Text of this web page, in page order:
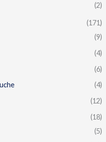
(2)
(171)
(9)
(4)
(6)
(4)
(12)
(18)
(5)